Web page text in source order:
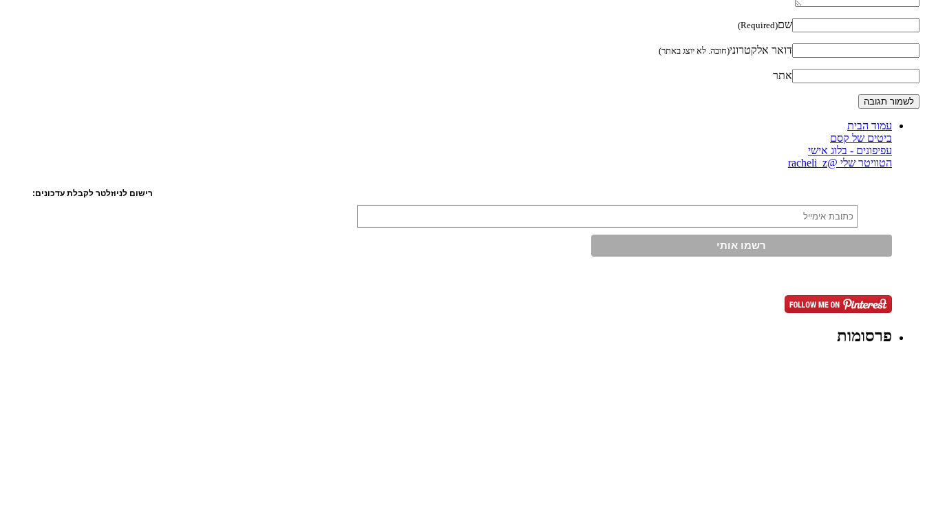
שם(Required)
דואר אלקטרוני(חובה. לא יוצג באתר)
אתר
עמוד הבית
ביטים של קסם
עפיפונים - בלוג אישי
הטוויטר שלי @racheli_z
רישום לניוזלטר לקבלת עדכונים:
פרסומות